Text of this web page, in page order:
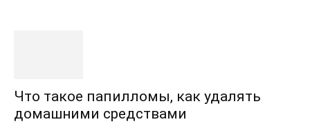
Что такое папилломы, как удалять
домашними средствами